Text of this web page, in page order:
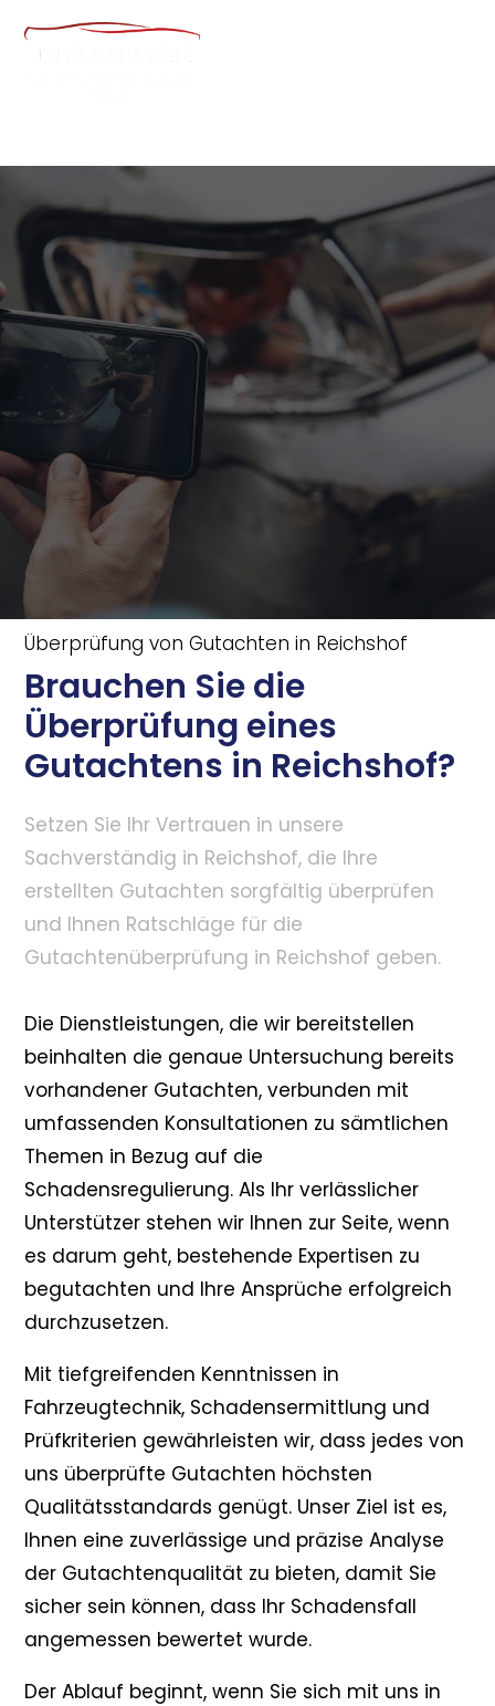
Überprüfung von Gutachten in Reichshof
Brauchen Sie die
Überprüfung eines
Gutachtens in Reichshof?
Setzen Sie Ihr Vertrauen in unsere
Sachverständig in Reichshof, die Ihre
erstellten Gutachten sorgfältig überprüfen
und Ihnen Ratschläge für die
Gutachtenüberprüfung in Reichshof geben.
Die Dienstleistungen, die wir bereitstellen
beinhalten die genaue Untersuchung bereits
vorhandener Gutachten, verbunden mit
umfassenden Konsultationen zu sämtlichen
Themen in Bezug auf die
Schadensregulierung. Als Ihr verlässlicher
Unterstützer stehen wir Ihnen zur Seite, wenn
es darum geht, bestehende Expertisen zu
begutachten und Ihre Ansprüche erfolgreich
durchzusetzen.
Mit tiefgreifenden Kenntnissen in
Fahrzeugtechnik, Schadensermittlung und
Prüfkriterien gewährleisten wir, dass jedes von
uns überprüfte Gutachten höchsten
Qualitätsstandards genügt. Unser Ziel ist es,
Ihnen eine zuverlässige und präzise Analyse
der Gutachtenqualität zu bieten, damit Sie
sicher sein können, dass Ihr Schadensfall
angemessen bewertet wurde.
Der Ablauf beginnt, wenn Sie sich mit uns in